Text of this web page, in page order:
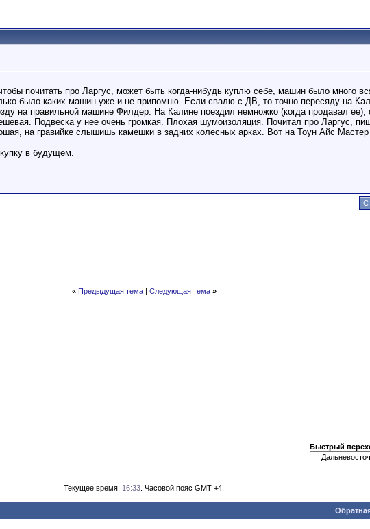
почитать про Ларгус, может быть когда-нибудь куплю себе, машин было много
было каких машин уже и не припомню. Если свалю с ДВ, то точно пересяду на
на правильной машине Филдер. На Калине поездил немножко (когда продавал ее),
Подвеска у нее очень громкая. Плохая шумоизоляция. Почитал про Ларгус,
на гравийке слышишь камешки в задних колесных арках. Вот на Тоун Айс
в будущем.
« Предыдущая тема| Следующая тема »
Быстрый
Текущее время: 16:33 . Часовой пояс GMT +4.